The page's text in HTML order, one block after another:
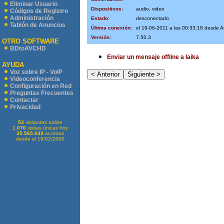
Eliminar Usuario
Códigos de Registro
Administración
Tablón de Anuncios
OTRO SOFTWARE
BDtoAVCHD
AYUDA
Voz sobre IP - VoIP
Videoconferencia
Configuración en Red
Preguntas Frecuentes
Contactar
Privacidad
53 visitantes online
1.076visitas únicas hoy
35.565.043 accesos
desde el 19/02/2000
Dispositivos:
audio, video
Estado:
desconectado
Última conexión:
el 19-06-2011 a las 00:33:18 desde
Versión:
7.50.3
Enviar un mensaje offline a laika